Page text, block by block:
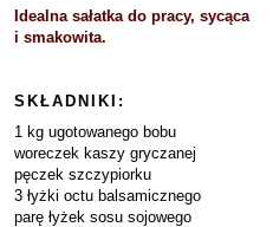
Idealna sałatka do pracy, sycąca
i smakowita.
SKŁADNIKI:
1 kg ugotowanego bobu
woreczek kaszy gryczanej
pęczek szczypiorku
3 łyżki octu balsamicznego
parę łyżek sosu sojowego